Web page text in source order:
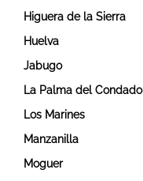
Higuera de la Sierra
Huelva
Jabugo
La Palma del Condado
Los Marines
Manzanilla
Moguer